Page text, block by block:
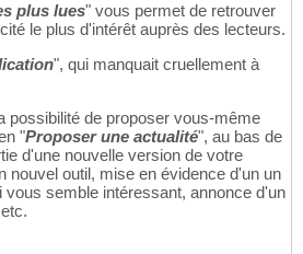
plus lues" vous permet de retrouver
le plus d'intérêt auprès des lecteurs.
", qui manquait cruellement à
possibilité de proposer vous-même
"Proposer une actualité", au bas de
d'une nouvelle version de votre
nouvel outil, mise en évidence d'un un
vous semble intéressant, annonce d'un